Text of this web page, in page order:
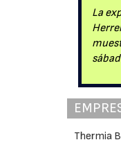
La
Thermia